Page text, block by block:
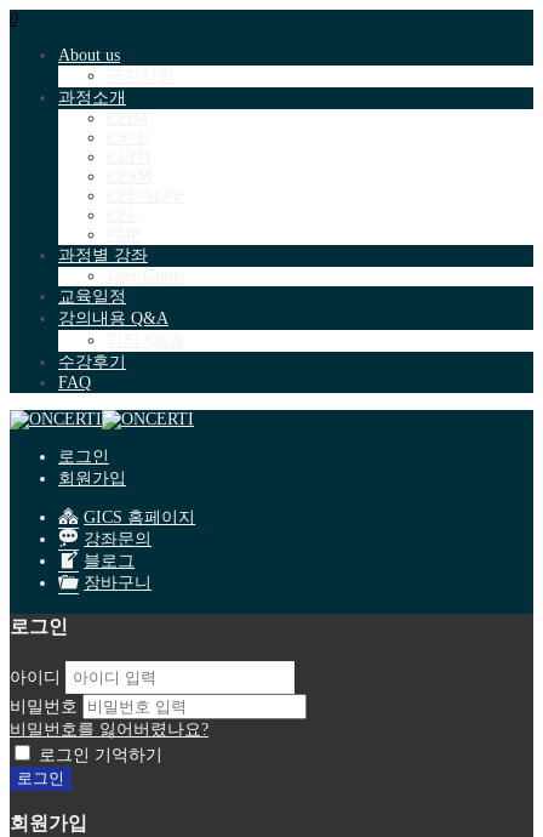
0
About us
과정소개
과정별 강좌
교육일정
강의내용 Q&A
수강후기
FAQ
로그인
회원가입
GICS 홈페이지
강좌문의
블로그
장바구니
로그인
아이디
비밀번호
비밀번호를 잃어버렸나요?
로그인 기억하기
회원가입